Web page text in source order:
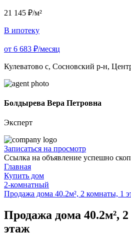
21 145 ₽/м²
В ипотеку
от 6 683 ₽/месяц
Кулеватово с, Сосновский р-н,
Болдырева Вера Петровна
Эксперт
Записаться на просмотр
Ссылка на объявление успешно
Главная
Купить дом
2-комнатный
Продажа дома 40.2м², 2 комнаты, 1
Продажа дома 40.2м²,
этаж